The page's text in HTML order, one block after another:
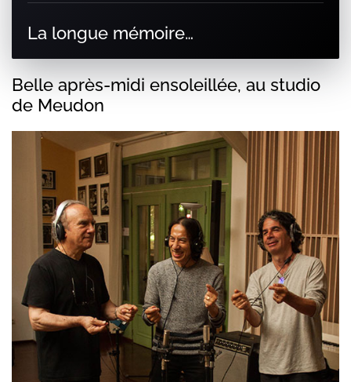
La longue mémoire…
Belle après-midi ensoleillée, au studio
de Meudon